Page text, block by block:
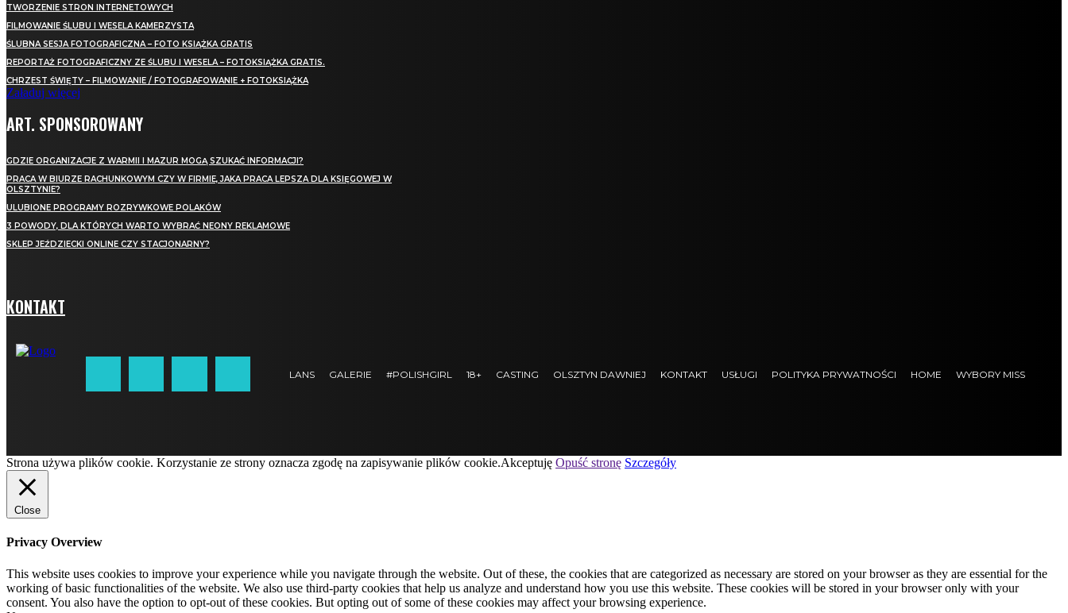
TWORZENIE STRON INTERNETOWYCH
FILMOWANIE ŚLUBU I WESELA KAMERZYSTA
ŚLUBNA SESJA FOTOGRAFICZNA – FOTO KSIĄŻKA GRATIS
REPORTAŻ FOTOGRAFICZNY ZE ŚLUBU I WESELA – FOTOKSIĄŻKA GRATIS.
CHRZEST ŚWIĘTY – FILMOWANIE / FOTOGRAFOWANIE + FOTOKSIĄŻKA
Załaduj więcej
ART. SPONSOROWANY
GDZIE ORGANIZACJE Z WARMII I MAZUR MOGĄ SZUKAĆ INFORMACJI?
PRACA W BIURZE RACHUNKOWYM CZY W FIRMIE, JAKA PRACA LEPSZA DLA KSIĘGOWEJ W
OLSZTYNIE?
ULUBIONE PROGRAMY ROZRYWKOWE POLAKÓW
3 POWODY, DLA KTÓRYCH WARTO WYBRAĆ NEONY REKLAMOWE
SKLEP JEŹDZIECKI ONLINE CZY STACJONARNY?
KONTAKT
LANS GALERIE #POLISHGIRL 18+ CASTING OLSZTYN DAWNIEJ KONTAKT USŁUGI POLITYKA PRYWATNOŚCI HOME WYBORY MISS
Strona używa plików cookie. Korzystanie ze strony oznacza zgodę na zapisywanie plików cookie.Akceptuję Opuść stronę Szczegóły
Close
Privacy Overview
This website uses cookies to improve your experience while you navigate through the website. Out of these, the cookies that are categorized as necessary are stored on your browser as they are essential for the
working of basic functionalities of the website. We also use third-party cookies that help us analyze and understand how you use this website. These cookies will be stored in your browser only with your
consent. You also have the option to opt-out of these cookies. But opting out of some of these cookies may affect your browsing experience.